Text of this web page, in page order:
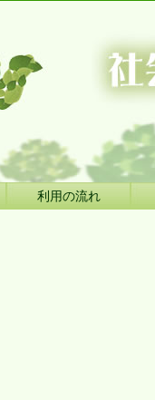
利用の流れ